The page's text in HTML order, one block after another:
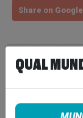
Share on
VEJA
QUAL